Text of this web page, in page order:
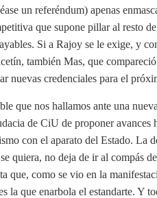
un referéndum) apenas
que supone pillar al resto
Si a Rajoy se le exige, y
también Mas, que
nuevas credenciales para el
que nos hallamos ante una
de CiU de proponer avances
con el aparato del Estado. La
quiera, no deja de ir al compás
que, como se vio en la
la que enarbola el estandarte. Y